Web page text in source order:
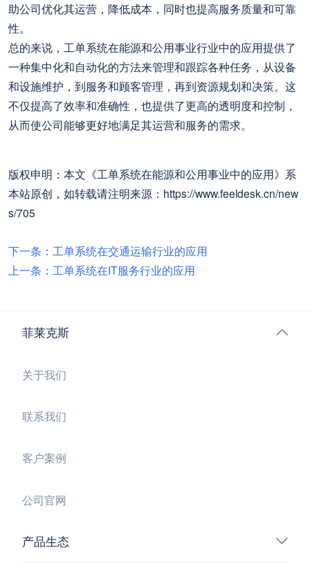
助公司优化其运营，降低成本，同时也提高服务质量和可靠
性。
总的来说，工单系统在能源和公用事业行业中的应用提供了
一种集中化和自动化的方法来管理和跟踪各种任务，从设备
和设施维护，到服务和顾客管理，再到资源规划和决策。这
不仅提高了效率和准确性，也提供了更高的透明度和控制，
从而使公司能够更好地满足其运营和服务的需求。
版权申明：本文《工单系统在能源和公用事业中的应用》系
本站原创，如转载请注明来源：https://www.feeldesk.cn/new
s/705
下一条：工单系统在交通运输行业的应用
上一条：工单系统在IT服务行业的应用
菲莱克斯
关于我们
联系我们
客户案例
公司官网
产品生态